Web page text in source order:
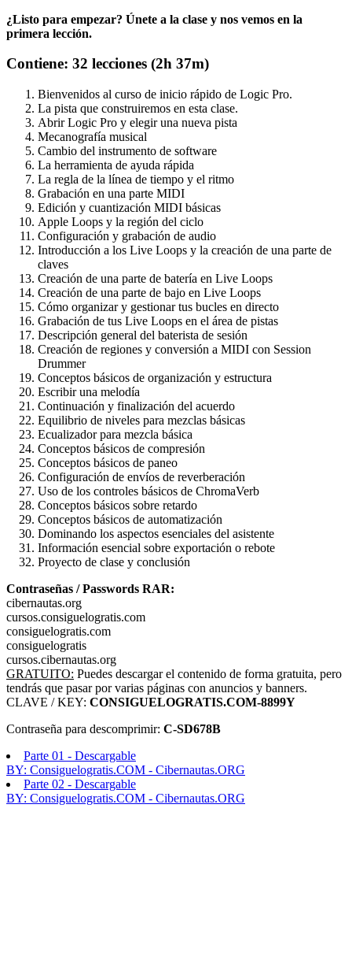
¿Listo para empezar? Únete a la clase y nos vemos en la
primera lección.
Contiene: 32 lecciones (2h 37m)
Bienvenidos al curso de inicio rápido de Logic Pro.
La pista que construiremos en esta clase.
Abrir Logic Pro y elegir una nueva pista
Mecanografía musical
Cambio del instrumento de software
La herramienta de ayuda rápida
La regla de la línea de tiempo y el ritmo
Grabación en una parte MIDI
Edición y cuantización MIDI básicas
Apple Loops y la región del ciclo
Configuración y grabación de audio
Introducción a los Live Loops y la creación de una parte de
claves
Creación de una parte de batería en Live Loops
Creación de una parte de bajo en Live Loops
Cómo organizar y gestionar tus bucles en directo
Grabación de tus Live Loops en el área de pistas
Descripción general del baterista de sesión
Creación de regiones y conversión a MIDI con Session
Drummer
Conceptos básicos de organización y estructura
Escribir una melodía
Continuación y finalización del acuerdo
Equilibrio de niveles para mezclas básicas
Ecualizador para mezcla básica
Conceptos básicos de compresión
Conceptos básicos de paneo
Configuración de envíos de reverberación
Uso de los controles básicos de ChromaVerb
Conceptos básicos sobre retardo
Conceptos básicos de automatización
Dominando los aspectos esenciales del asistente
Información esencial sobre exportación o rebote
Proyecto de clase y conclusión
Contraseñas / Passwords RAR:
cibernautas.org
cursos.consiguelogratis.com
consiguelogratis.com
consiguelogratis
cursos.cibernautas.org
GRATUITO: Puedes descargar el contenido de forma gratuita, pero
tendrás que pasar por varias páginas con anuncios y banners.
CLAVE / KEY: CONSIGUELOGRATIS.COM-8899Y
Contraseña para descomprimir: C-SD678B
Parte 01 - Descargable
BY: Consiguelogratis.COM - Cibernautas.ORG
Parte 02 - Descargable
BY: Consiguelogratis.COM - Cibernautas.ORG